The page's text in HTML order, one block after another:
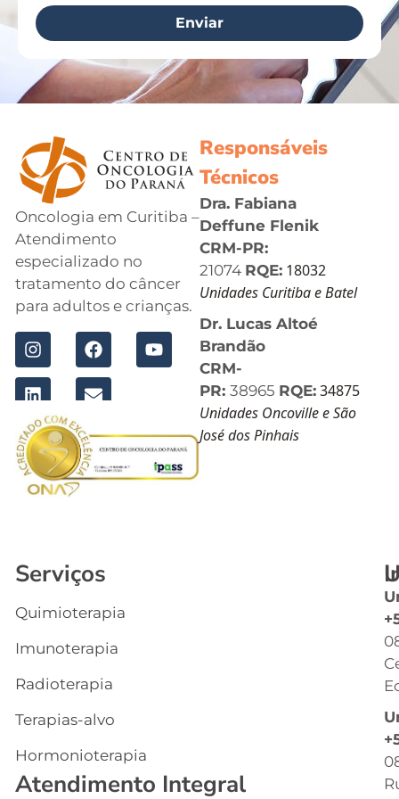
Enviar
Oncologia em Curitiba –
Atendimento
especializado no
tratamento do câncer
para adultos e crianças.
Responsáveis
Técnicos
Dra. Fabiana
Deffune Flenik
CRM-PR:
21074 RQE: 18032
Unidades Curitiba e Batel
Dr. Lucas Altoé
Brandão
CRM-
PR: 38965 RQE: 34875
Unidades Oncoville e São
José dos Pinhais
Serviços
Quimioterapia
Imunoterapia
Radioterapia
Terapias-alvo
Hormonioterapia
Atendimento Integral